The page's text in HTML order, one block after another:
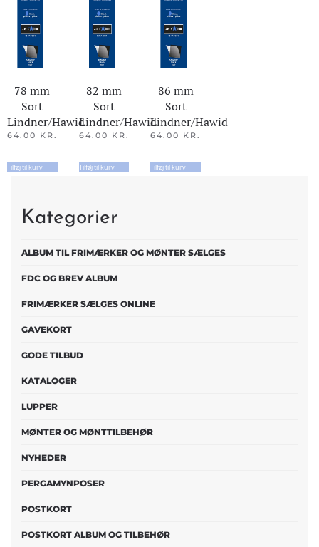
78 mm
Sort
Lindner/Hawid
64.00 KR.
Tilføj til kurv
82 mm
Sort
Lindner/Hawid
64.00 KR.
Tilføj til kurv
86 mm
Sort
Lindner/Hawid
64.00 KR.
Tilføj til kurv
Kategorier
ALBUM TIL FRIMÆRKER OG MØNTER SÆLGES
FDC OG BREV ALBUM
FRIMÆRKER SÆLGES ONLINE
GAVEKORT
GODE TILBUD
KATALOGER
LUPPER
MØNTER OG MØNTTILBEHØR
NYHEDER
PERGAMYNPOSER
POSTKORT
POSTKORT ALBUM OG TILBEHØR